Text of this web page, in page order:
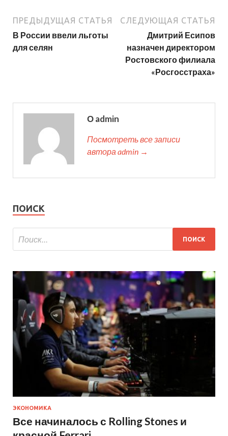
ПРЕДЫДУЩАЯ СТАТЬЯ
В России ввели льготы
для селян
СЛЕДУЮЩАЯ СТАТЬЯ
Дмитрий Есипов
назначен директором
Ростовского филиала
«Росгосстраха»
О admin
Посмотреть все записи
автора admin →
ПОИСК
ЭКОНОМИКА
Все начиналось с Rolling Stones и